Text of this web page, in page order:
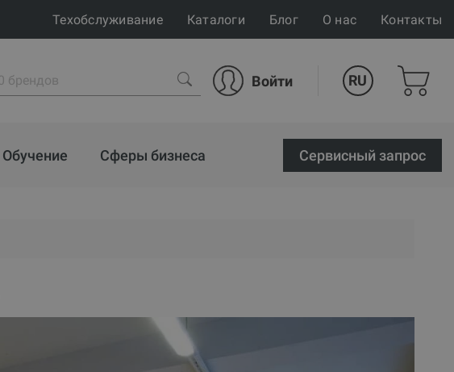
Техобслуживание Каталоги Блог О нас Контакты
Войти RU
Обучение Сферы бизнеса Cервисный запрос